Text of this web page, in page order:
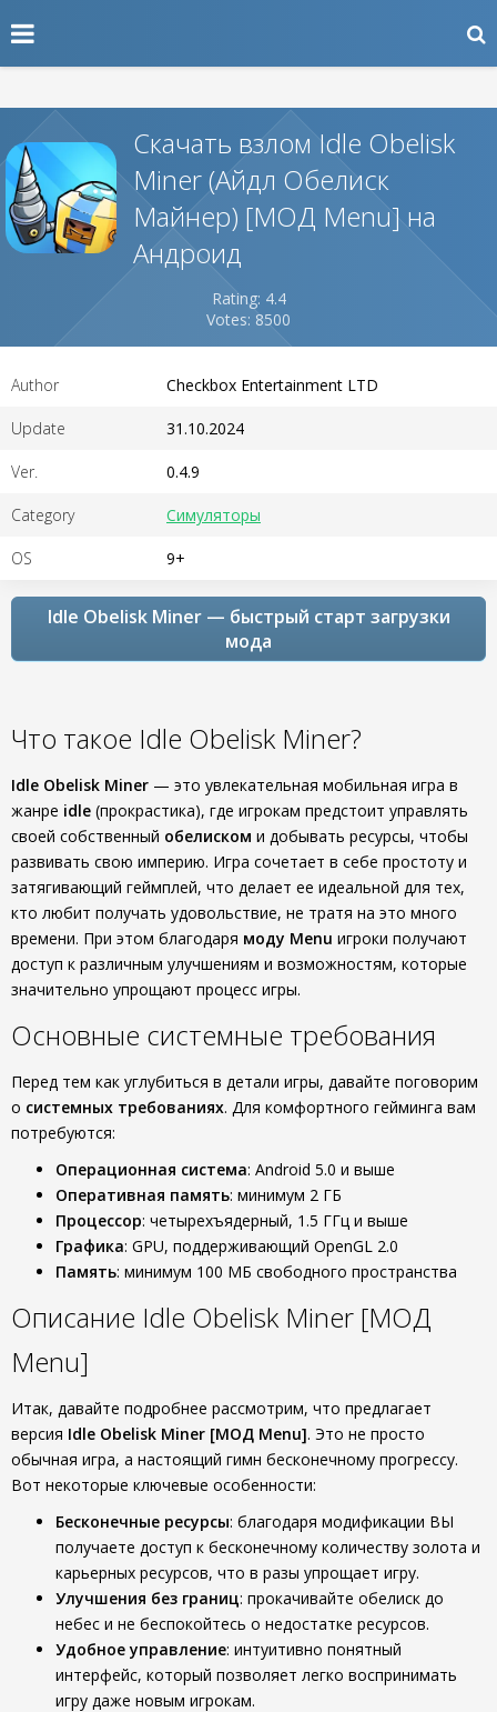
Скачать взлом Idle Obelisk
Miner (Айдл Обелиск
Майнер) [МОД Menu] на
Андроид
Rating: 4.4
Votes: 8500
Author Checkbox Entertainment LTD
Update 31.10.2024
Ver. 0.4.9
Category Симуляторы
OS 9+
Idle Obelisk Miner — быстрый старт загрузки
мода
Что такое Idle Obelisk Miner?
Idle Obelisk Miner — это увлекательная мобильная игра в
жанре idle (прокрастика), где игрокам предстоит управлять
своей собственный обелиском и добывать ресурсы, чтобы
развивать свою империю. Игра сочетает в себе простоту и
затягивающий геймплей, что делает ее идеальной для тех,
кто любит получать удовольствие, не тратя на это много
времени. При этом благодаря моду Menu игроки получают
доступ к различным улучшениям и возможностям, которые
значительно упрощают процесс игры.
Основные системные требования
Перед тем как углубиться в детали игры, давайте поговорим
о системных требованиях. Для комфортного гейминга вам
потребуются:
Операционная система: Android 5.0 и выше
Оперативная память: минимум 2 ГБ
Процессор: четырехъядерный, 1.5 ГГц и выше
Графика: GPU, поддерживающий OpenGL 2.0
Память: минимум 100 МБ свободного пространства
Описание Idle Obelisk Miner [МОД
Menu]
Итак, давайте подробнее рассмотрим, что предлагает
версия Idle Obelisk Miner [МОД Menu]. Это не просто
обычная игра, а настоящий гимн бесконечному прогрессу.
Вот некоторые ключевые особенности:
Бесконечные ресурсы: благодаря модификации ВЫ
получаете доступ к бесконечному количеству золота и
карьерных ресурсов, что в разы упрощает игру.
Улучшения без границ: прокачивайте обелиск до
небес и не беспокойтесь о недостатке ресурсов.
Удобное управление: интуитивно понятный
интерфейс, который позволяет легко воспринимать
игру даже новым игрокам.